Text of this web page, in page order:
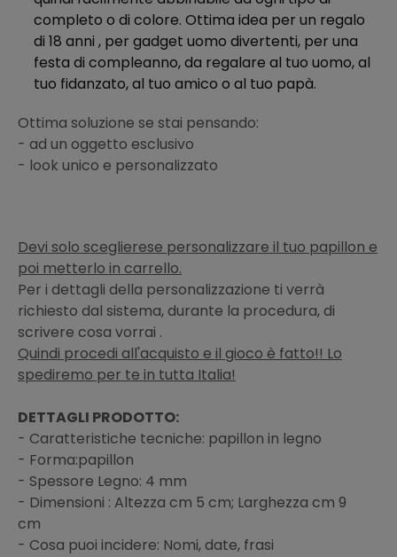
completo o di colore. Ottima idea per un regalo
di 18 anni , per gadget uomo divertenti, per una
festa di compleanno, da regalare al tuo uomo, al
tuo fidanzato, al tuo amico o al tuo papà.
Ottima soluzione se stai pensando:
- ad un oggetto esclusivo
- look unico e personalizzato
Devi solo sceglierese personalizzare il tuo papillon e
poi metterlo in carrello.
Per i dettagli della personalizzazione ti verrà
richiesto dal sistema, durante la procedura, di
scrivere cosa vorrai .
Quindi procedi all'acquisto e il gioco è fatto!! Lo
spediremo per te in tutta Italia!
DETTAGLI PRODOTTO:
- Caratteristiche tecniche: papillon in legno
- Forma:papillon
- Spessore Legno: 4 mm
- Dimensioni : Altezza cm 5 cm; Larghezza cm 9
cm
- Cosa puoi incidere: Nomi, date, frasi